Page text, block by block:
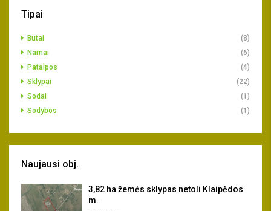
Tipai
Butai
(8)
Namai
(6)
Patalpos
(4)
Sklypai
(22)
Sodai
(1)
Sodybos
(1)
Naujausi obj.
3,82 ha žemės sklypas netoli Klaipėdos
m.